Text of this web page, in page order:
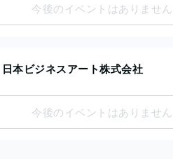
今後のイベントはありません
日本ビジネスアート株式会社
今後のイベントはありません